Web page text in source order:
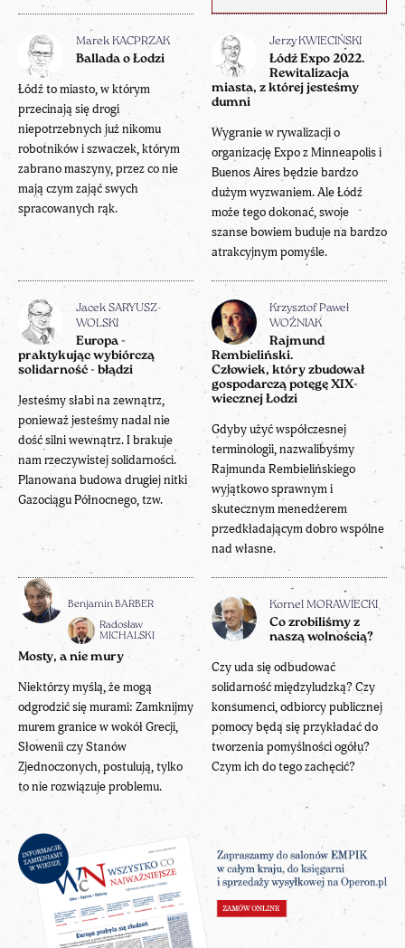
Marek KACPRZAK
Ballada o Łodzi
Łódź to miasto, w którym
przecinają się drogi
niepotrzebnych już nikomu
robotników i szwaczek, którym
zabrano maszyny, przez co nie
mają czym zająć swych
spracowanych rąk.
Jerzy KWIECIŃSKI
Łódź Expo 2022.
Rewitalizacja
miasta, z której jesteśmy
dumni
Wygranie w rywalizacji o
organizację Expo z Minneapolis i
Buenos Aires będzie bardzo
dużym wyzwaniem. Ale Łódź
może tego dokonać, swoje
szanse bowiem buduje na bardzo
atrakcyjnym pomyśle.
Jacek SARYUSZ-
WOLSKI
Europa -
praktykując wybiórczą
solidarność - błądzi
Jesteśmy słabi na zewnątrz,
ponieważ jesteśmy nadal nie
dość silni wewnątrz. I brakuje
nam rzeczywistej solidarności.
Planowana budowa drugiej nitki
Gazociągu Północnego, tzw.
Krzysztof Paweł
WOŹNIAK
Rajmund
Rembieliński.
Człowiek, który zbudował
gospodarczą potęgę XIX-
wiecznej Łodzi
Gdyby użyć współczesnej
terminologii, nazwalibyśmy
Rajmunda Rembielińskiego
wyjątkowo sprawnym i
skutecznym menedżerem
przedkładającym dobro wspólne
nad własne.
Benjamin BARBER
Radosław
MICHALSKI
Mosty, a nie mury
Niektórzy myślą, że mogą
odgrodzić się murami: Zamknijmy
murem granice w wokół Grecji,
Słowenii czy Stanów
Zjednoczonych, postulują, tylko
to nie rozwiązuje problemu.
Kornel MORAWIECKI
Co zrobiliśmy z
naszą wolnością?
Czy uda się odbudować
solidarność międzyludzką? Czy
konsumenci, odbiorcy publicznej
pomocy będą się przykładać do
tworzenia pomyślności ogółu?
Czym ich do tego zachęcić?